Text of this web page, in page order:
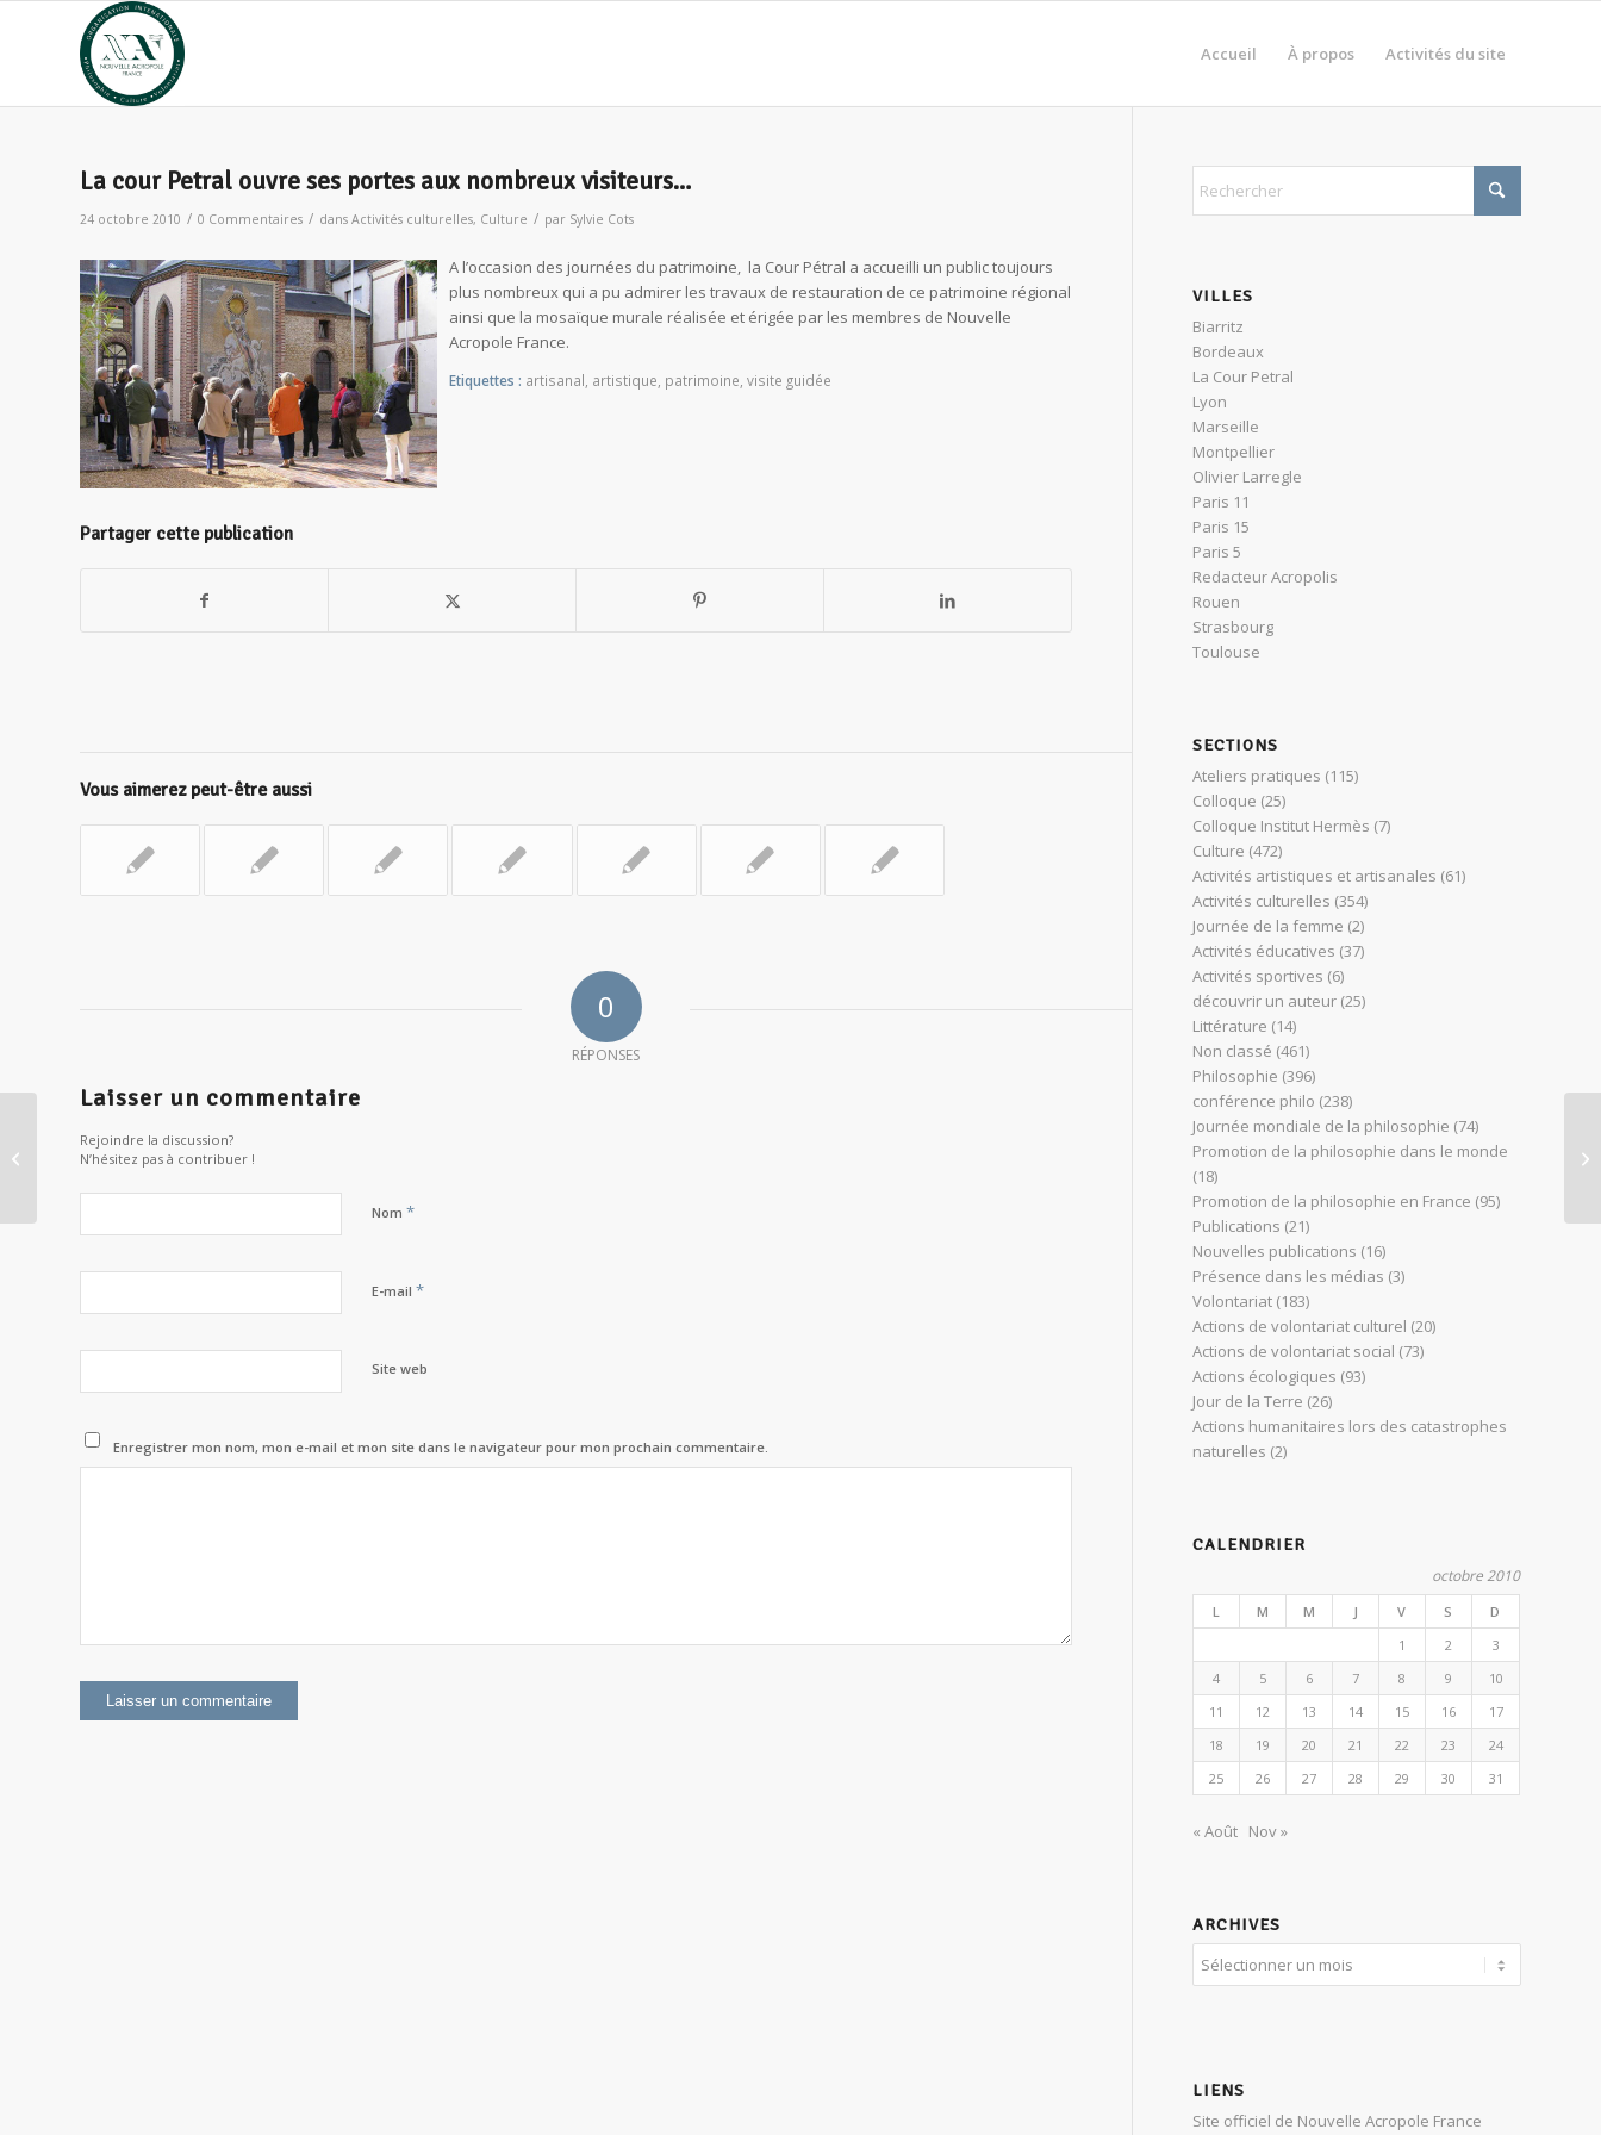
Accueil À propos Activités du site
La cour Petral ouvre ses portes aux nombreux visiteurs…
24 octobre 2010 / 0 Commentaires / dans Activités culturelles, Culture / par Sylvie Cots
A l’occasion des journées du patrimoine, la Cour Pétral a accueilli un public toujours
plus nombreux qui a pu admirer les travaux de restauration de ce patrimoine régional
ainsi que la mosaïque murale réalisée et érigée par les membres de Nouvelle
Acropole France.
Etiquettes : artisanal artistique patrimoine visite guidée
Partager cette publication
Vous aimerez peut-être aussi
0
RÉPONSES
Laisser un commentaire
Rejoindre la discussion?
N’hésitez pas à contribuer !
Nom *
E-mail *
Site web
Enregistrer mon nom, mon e-mail et mon site dans le navigateur pour mon prochain commentaire.
VILLES
Biarritz
Bordeaux
La Cour Petral
Lyon
Marseille
Montpellier
Olivier Larregle
Paris 11
Paris 15
Paris 5
Redacteur Acropolis
Rouen
Strasbourg
Toulouse
SECTIONS
Ateliers pratiques (115)
Colloque (25)
Colloque Institut Hermès (7)
Culture (472)
Activités artistiques et artisanales (61)
Activités culturelles (354)
Journée de la femme (2)
Activités éducatives (37)
Activités sportives (6)
découvrir un auteur (25)
Littérature (14)
Non classé (461)
Philosophie (396)
conférence philo (238)
Journée mondiale de la philosophie (74)
Promotion de la philosophie dans le monde
(18)
Promotion de la philosophie en France (95)
Publications (21)
Nouvelles publications (16)
Présence dans les médias (3)
Volontariat (183)
Actions de volontariat culturel (20)
Actions de volontariat social (73)
Actions écologiques (93)
Jour de la Terre (26)
Actions humanitaires lors des catastrophes
naturelles (2)
CALENDRIER
octobre 2010
L M M J V S
D
1
2
3
4
5 6 7 8 9
10
11
12 13 14 15 16
17
18
19 20 21 22 23
24
25
26 27 28 29 30 31
« Août Nov »
ARCHIVES
LIENS
Site officiel de Nouvelle Acropole France
Stage européen des arts matiaux
en France